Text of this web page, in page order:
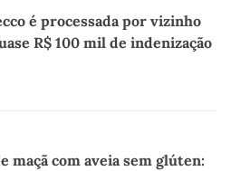
é processada por vizinho
R$ 100 mil de indenização
maçã com aveia sem glúten: